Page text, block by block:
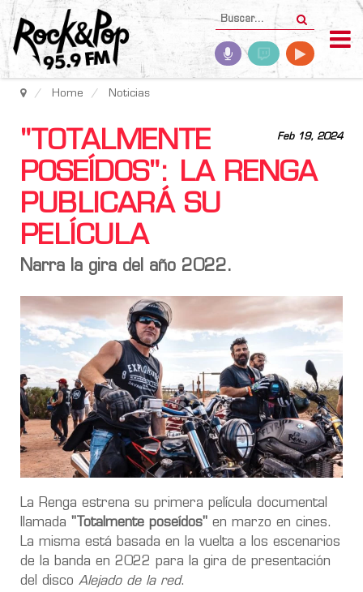
Home Noticias
Feb 19, 2024
"TOTALMENTE
POSEÍDOS": LA RENGA
PUBLICARÁ SU
PELÍCULA
Narra la gira del año 2022.
La Renga estrena su primera película documental
llamada "Totalmente poseídos" en marzo en cines.
La misma está basada en la vuelta a los escenarios
de la banda en 2022 para la gira de presentación
del disco Alejado de la red.